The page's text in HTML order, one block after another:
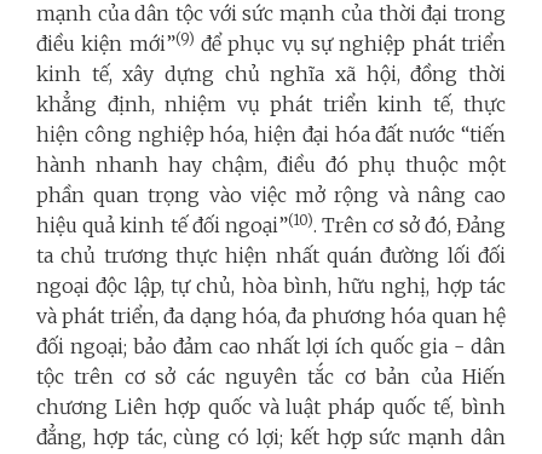
mạnh của dân tộc với sức mạnh của thời đại trong
điều kiện mới”(9) để phục vụ sự nghiệp phát triển
kinh tế, xây dựng chủ nghĩa xã hội, đồng thời
khẳng định, nhiệm vụ phát triển kinh tế, thực
hiện công nghiệp hóa, hiện đại hóa đất nước “tiến
hành nhanh hay chậm, điều đó phụ thuộc một
phần quan trọng vào việc mở rộng và nâng cao
hiệu quả kinh tế đối ngoại”(10). Trên cơ sở đó, Đảng
ta chủ trương thực hiện nhất quán đường lối đối
ngoại độc lập, tự chủ, hòa bình, hữu nghị, hợp tác
và phát triển, đa dạng hóa, đa phương hóa quan hệ
đối ngoại; bảo đảm cao nhất lợi ích quốc gia - dân
tộc trên cơ sở các nguyên tắc cơ bản của Hiến
chương Liên hợp quốc và luật pháp quốc tế, bình
đẳng, hợp tác, cùng có lợi; kết hợp sức mạnh dân